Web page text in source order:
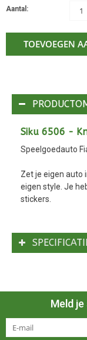
Aantal:
TOEVOEGEN
Siku 6506 -
Speelgoedauto
Zet je eigen auto
eigen style. Je
stickers.
Meld